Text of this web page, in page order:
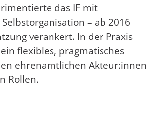
das IF mit
– ab 2016
verankert. In der Praxis
flexibles, pragmatisches
ehrenamtlichen Akteur:innen
Rollen.